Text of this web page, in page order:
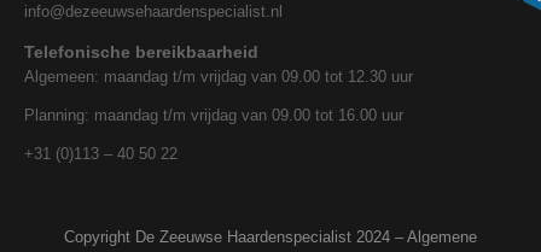
info@dezeeuwsehaardenspecialist.nl
Telefonische bereikbaarheid
Algemeen: maandag t/m vrijdag van 09.00 tot 12.30 uur
Planning: maandag t/m vrijdag van 09.00 tot 16.00 uur
+31 (0)113 – 40 50 22
Copyright De Zeeuwse Haardenspecialist 2024 – Algemene